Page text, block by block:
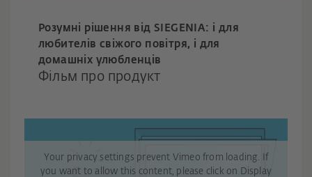
Розумні рішення від SIEGENIA: і для
любителів свіжого повітря, і для
домашніх улюбленців
Фільм про продукт
Your privacy settings prevent Vimeo from loading. If
you want to allow this content, please click on Display